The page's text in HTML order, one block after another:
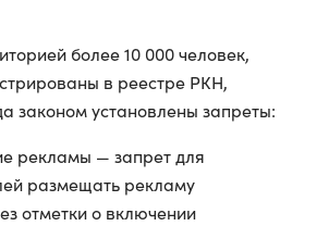
более 10 000 человек,
в реестре РКН,
законом установлены запреты:
рекламы — запрет для
размещать рекламу
отметки о включении